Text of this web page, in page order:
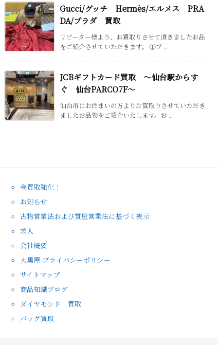
Gucci/グッチ Hermès/エルメス PRA
DA/プラダ 買取
リピーター様より、お買取りさせて頂きましたお品
をご紹介させていただきます。 ①ブ ...
JCBギフトカード買取 ～仙台駅からす
ぐ 仙台PARCO7F～
仙台市にお住まいの方よりお買取りさせていただき
ましたお品物をご紹介いたします。お ...
金買取強化！
お知らせ
古物営業法および質屋営業法に基づく表示
求人
会社概要
大黒屋 プライバシーポリシー
サイトマップ
商品知識ブログ
ダイヤモンド 買取
バッグ買取